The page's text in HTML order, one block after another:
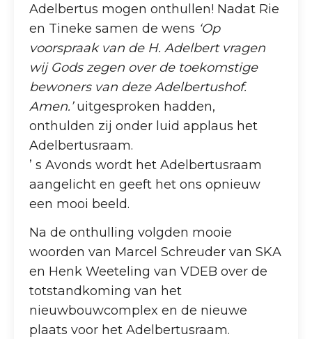
Adelbertus mogen onthullen! Nadat Rie
en Tineke samen de wens ‘Op
voorspraak van de H. Adelbert vragen
wij Gods zegen over de toekomstige
bewoners van deze Adelbertushof.
Amen.’uitgesproken hadden,
onthulden zij onder luid applaus het
Adelbertusraam.
’ s Avonds wordt het Adelbertusraam
aangelicht en geeft het ons opnieuw
een mooi beeld.
Na de onthulling volgden mooie
woorden van Marcel Schreuder van SKA
en Henk Weeteling van VDEB over de
totstandkoming van het
nieuwbouwcomplex en de nieuwe
plaats voor het Adelbertusraam.